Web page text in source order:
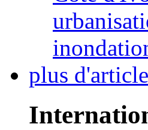
plus